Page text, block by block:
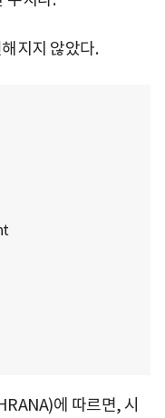
지지 않았다.
에 따르면, 시